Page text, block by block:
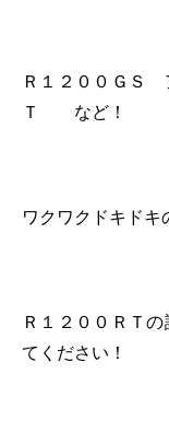
Ｒ１２００Ｇ
Ｔ など！
ワクワクドキドキ
Ｒ１２００ＲＴ
てください！